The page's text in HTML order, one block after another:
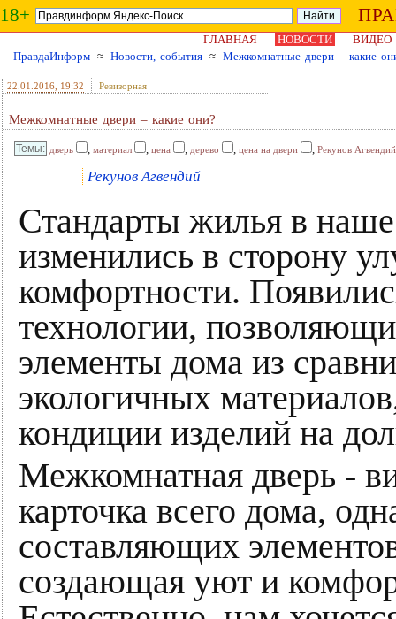
18+
ГЛАВНАЯ НОВОСТИ
ВИДЕО
ПравдаИнформ ≈ Новости, события ≈ Межкомнатные двери – какие
22.01.2016 , 19:32 Ревизорная
Межкомнатные двери – какие они?
дверь , материал , цена , дерево , цена на двери , Рекунов Агвендий
Рекунов Агвендий
Стандарты жилья в
изменились в сторону
комфортности.
технологии,
элементы дома из
экологичных
кондиции изделий на
Межкомнатная дверь -
карточка всего дома,
составляющих
создающая уют и